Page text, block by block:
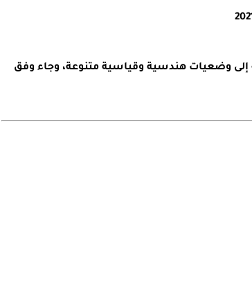
إلى وضعيات هندسية وقياسية متنوعة، وجاء وفق